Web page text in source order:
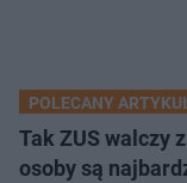
POLECANY
Tak ZUS walczy
osoby są